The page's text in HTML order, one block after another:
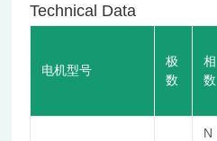
Technical Data
电机型号
极
数
相
数
N